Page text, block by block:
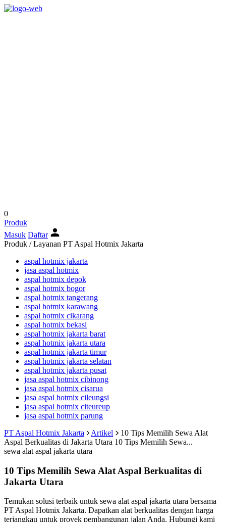
0
Produk
Masuk Daftar
Produk / Layanan PT Aspal Hotmix Jakarta
aspal hotmix jakarta
jasa aspal hotmix
aspal hotmix depok
aspal hotmix bogor
aspal hotmix tangerang
aspal hotmix karawang
aspal hotmix cikarang
aspal hotmix bekasi
aspal hotmix jakarta barat
aspal hotmix jakarta utara
aspal hotmix jakarta timur
aspal hotmix jakarta selatan
aspal hotmix jakarta pusat
jasa aspal hotmix cibinong
jasa aspal hotmix cisarua
jasa aspal hotmix cileungsi
jasa aspal hotmix citeureup
jasa aspal hotmix parung
PT Aspal Hotmix Jakarta
Artikel
10 Tips Memilih Sewa Alat
Aspal Berkualitas di Jakarta Utara 10 Tips Memilih Sewa...
sewa alat aspal jakarta utara
10 Tips Memilih Sewa Alat Aspal Berkualitas di
Jakarta Utara
Temukan solusi terbaik untuk sewa alat aspal jakarta utara bersama
PT Aspal Hotmix Jakarta. Dapatkan alat berkualitas dengan harga
terjangkau untuk proyek pembangunan jalan Anda. Hubungi kami